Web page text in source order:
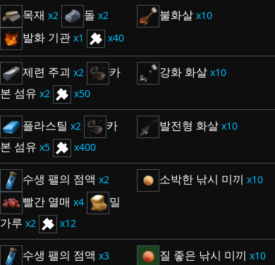
목재 2 돌 2
발화 기관 1 40
불화살 10
제련 주괴 2
카
본 섬유
2 50
강화 화살 10
플라스틸 2
카
본 섬유
5 400
발전형 화살 10
수생 팰의 점액 2
빨간 열매 4
밀
가루
2 12
소박한 낚시 미끼 10
수생 팰의 점액 3 질 좋은 낚시 미끼 10